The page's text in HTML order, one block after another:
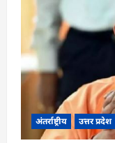
अंतर्राष्ट्रीय उत्तर प्रदेश